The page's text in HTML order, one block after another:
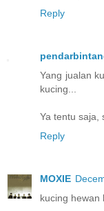
Reply
Yang jualan
kucing...
Ya tentu saja,
Reply
MOXIE
kucing hewan